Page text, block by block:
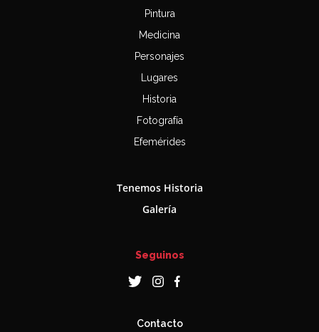
Pintura
Medicina
Personajes
Lugares
Historia
Fotografía
Efemérides
Tenemos Historia
Galería
Seguinos
Contacto